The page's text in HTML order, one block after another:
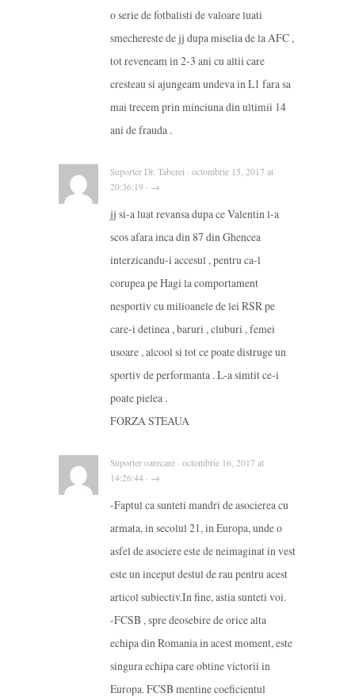
o serie de fotbalisti de valoare luati
smechereste de jj dupa miselia de la AFC ,
tot reveneam in 2-3 ani cu altii care
cresteau si ajungeam undeva in L1 fara sa
mai trecem prin minciuna din ultimii 14
ani de frauda .
Suporter Dr. Taberei · octombrie 15, 2017 at
20:36:19 · →
jj si-a luat revansa dupa ce Valentin l-a
scos afara inca din 87 din Ghencea
interzicandu-i accesul , pentru ca-l
corupea pe Hagi la comportament
nesportiv cu milioanele de lei RSR pe
care-i detinea , baruri , cluburi , femei
usoare , alcool si tot ce poate distruge un
sportiv de performanta . L-a simtit ce-i
poate pielea .
FORZA STEAUA
Suporter oarecare · octombrie 16, 2017 at
14:26:44 · →
-Faptul ca sunteti mandri de asocierea cu
armata, in secolul 21, in Europa, unde o
asfel de asociere este de neimaginat in vest
este un inceput destul de rau pentru acest
articol subiectiv.In fine, astia sunteti voi.
-FCSB , spre deosebire de orice alta
echipa din Romania in acest moment, este
singura echipa care obtine victorii in
Europa. FCSB mentine coeficientul